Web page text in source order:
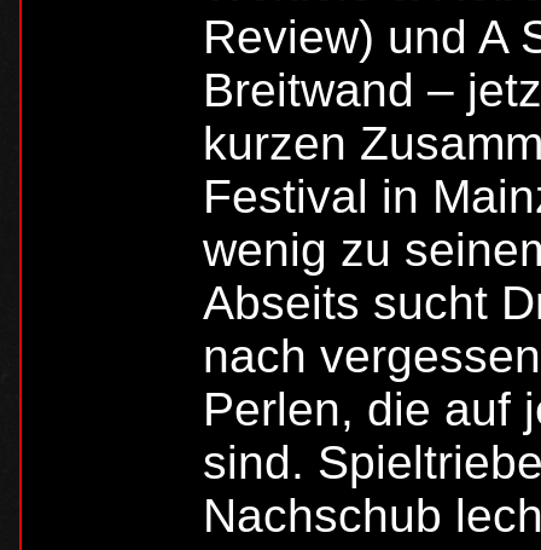
Review) und A
Breitwand –
kurzen
Festival in
wenig zu
Abseits sucht
nach
Perlen, die auf
sind.
Nachschub